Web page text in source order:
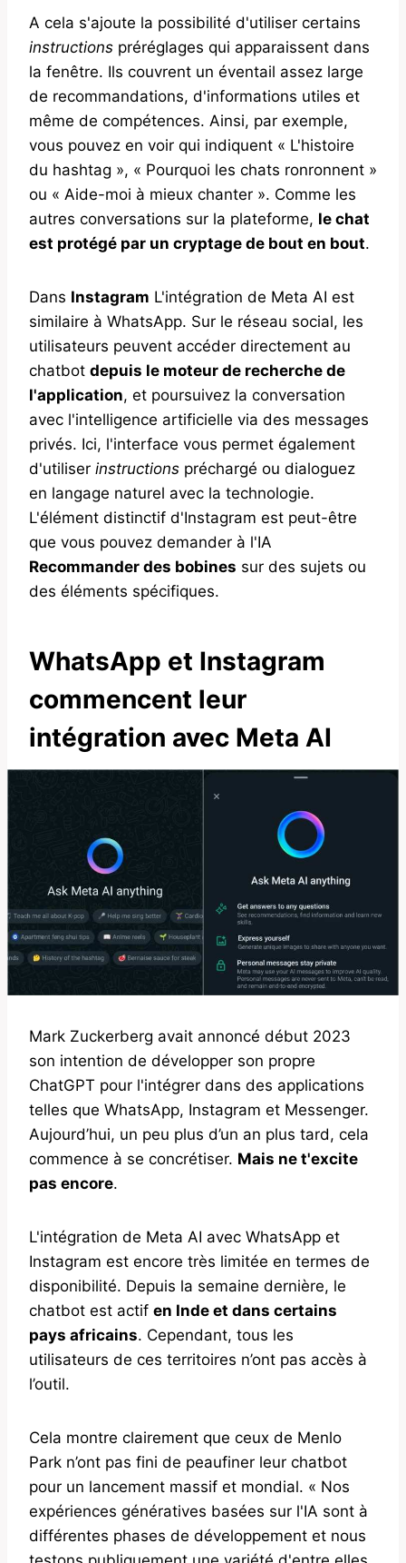
A cela s'ajoute la possibilité d'utiliser certains
instructions préréglages qui apparaissent dans
la fenêtre. Ils couvrent un éventail assez large
de recommandations, d'informations utiles et
même de compétences. Ainsi, par exemple,
vous pouvez en voir qui indiquent « L'histoire
du hashtag », « Pourquoi les chats ronronnent »
ou « Aide-moi à mieux chanter ». Comme les
autres conversations sur la plateforme, le chat
est protégé par un cryptage de bout en bout.
Dans Instagram L'intégration de Meta AI est
similaire à WhatsApp. Sur le réseau social, les
utilisateurs peuvent accéder directement au
chatbot depuis le moteur de recherche de
l'application, et poursuivez la conversation
avec l'intelligence artificielle via des messages
privés. Ici, l'interface vous permet également
d'utiliser instructions préchargé ou dialoguez
en langage naturel avec la technologie.
L'élément distinctif d'Instagram est peut-être
que vous pouvez demander à l'IA
Recommander des bobines sur des sujets ou
des éléments spécifiques.
WhatsApp et Instagram
commencent leur
intégration avec Meta AI
Mark Zuckerberg avait annoncé début 2023
son intention de développer son propre
ChatGPT pour l'intégrer dans des applications
telles que WhatsApp, Instagram et Messenger.
Aujourd’hui, un peu plus d’un an plus tard, cela
commence à se concrétiser. Mais ne t'excite
pas encore.
L'intégration de Meta AI avec WhatsApp et
Instagram est encore très limitée en termes de
disponibilité. Depuis la semaine dernière, le
chatbot est actif en Inde et dans certains
pays africains. Cependant, tous les
utilisateurs de ces territoires n’ont pas accès à
l’outil.
Cela montre clairement que ceux de Menlo
Park n’ont pas fini de peaufiner leur chatbot
pour un lancement massif et mondial. « Nos
expériences génératives basées sur l'IA sont à
différentes phases de développement et nous